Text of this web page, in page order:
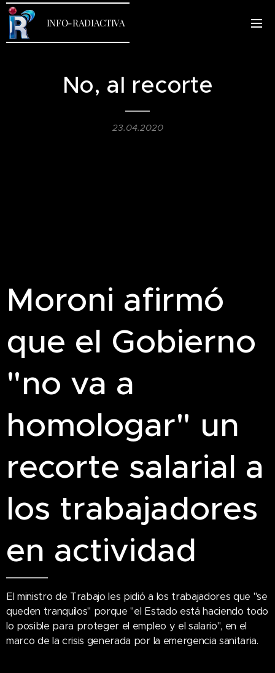
INFO-RADIACTIVA
No, al recorte
23.04.2020
Moroni afirmó
que el Gobierno
"no va a
homologar" un
recorte salarial a
los trabajadores
en actividad
El ministro de Trabajo les pidió a los trabajadores que "se
queden tranquilos" porque "el Estado está haciendo todo
lo posible para proteger el empleo y el salario", en el
marco de la crisis generada por la emergencia sanitaria.